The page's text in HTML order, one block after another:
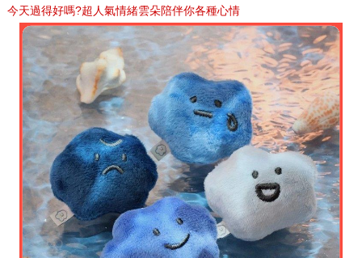
今天過得好嗎?超人氣情緒雲朵陪伴你各種心情